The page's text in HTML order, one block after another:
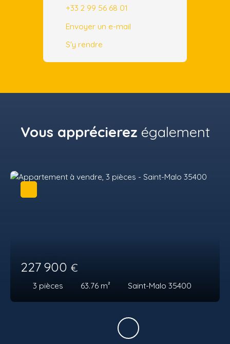
+33 2 99 56 68 01
Envoyer un e-mail
S'y rendre
Vous apprécierez également
227 900 €
3 pièces 63.76 m² Saint-Malo 35400